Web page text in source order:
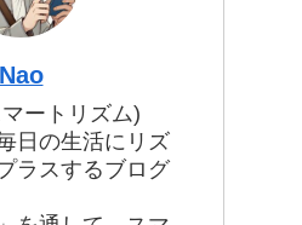
Nao
ートリズム)
日の生活にリズ
ラスするブログ